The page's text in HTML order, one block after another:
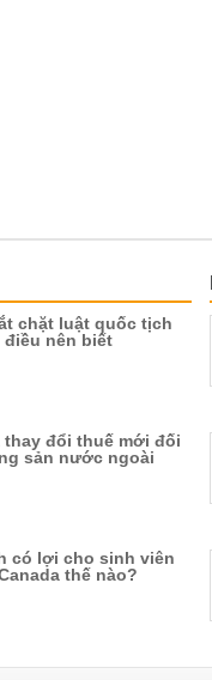
chặt luật quốc tịch
nên biết
thay đổi thuế mới đối
sản nước ngoài
có lợi cho sinh viên
thế nào?